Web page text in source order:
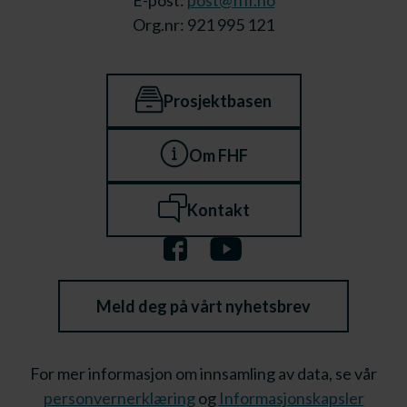
Org.nr: 921 995 121
Prosjektbasen
Om FHF
Kontakt
Meld deg på vårt nyhetsbrev
For mer informasjon om innsamling av data, se vår
personvernerklæringog Informasjonskapsler